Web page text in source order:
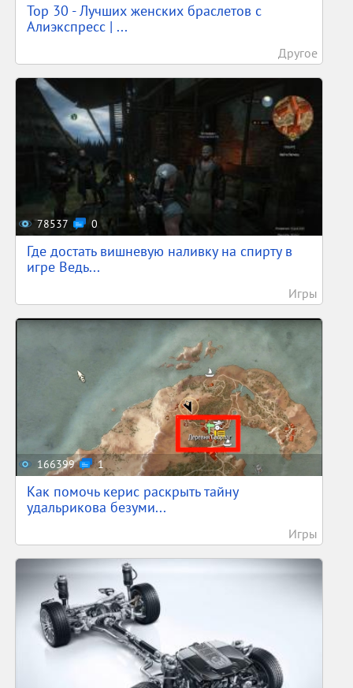
Top 30 - Лучших женских браслетов с
Алиэкспресс | ...
Другое
78537 0
Где достать вишневую наливку на спирту в
игре Ведь...
Игры
166399 1
Как помочь керис раскрыть тайну
удальрикова безуми...
Игры